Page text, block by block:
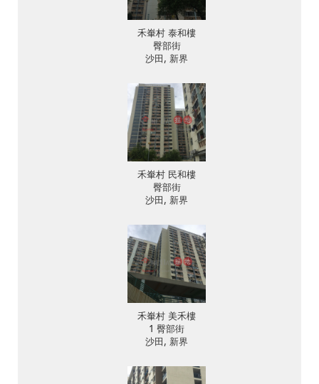
禾輋村 泰和樓
臀部街
沙田, 新界
禾輋村 民和樓
臀部街
沙田, 新界
禾輋村 美禾樓
1 臀部街
沙田, 新界